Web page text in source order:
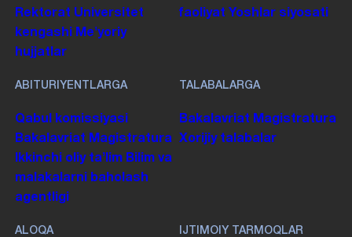
Rektorat Universitet
kengashi Me'yoriy
hujjatlar
faoliyat Yoshlar siyosati
ABITURIYENTLARGA
Qabul komissiyasi
Bakalavriat Magistratura
Ikkinchi oliy taʼlim Bilim va
malakalarni baholash
agentligi
TALABALARGA
Bakalavriat Magistratura
Xorijiy talabalar
ALOQA IJTIMOIY TARMOQLAR